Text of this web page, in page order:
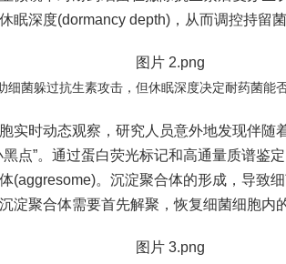
眠深度(dormancy depth)，从而调控持留
细菌躲过抗生素攻击，但休眠深度决定耐药菌能
时动态观察，研究人员意外地发现伴随
点”。通过蛋白荧光标记和高通量质谱鉴
(aggresome)。沉淀聚合体的形成，导致
淀聚合体需要首先解聚，恢复细菌细胞内